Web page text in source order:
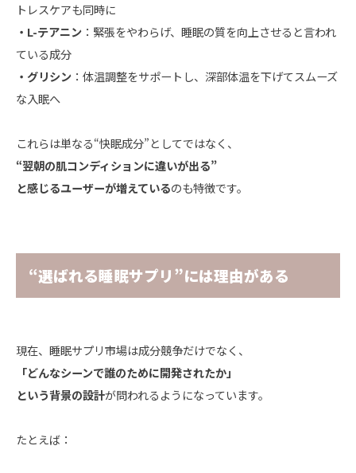
トレスケアも同時に
・L-テアニン ：緊張をやわらげ、睡眠の質を向上させると言われ
ている成分
・グリシン ：体温調整をサポートし、深部体温を下げてスムーズ
な入眠へ
これらは単なる“快眠成分”としてではなく、
“翌朝の肌コンディションに違いが出る”
と感じるユーザーが増えているのも特徴です。
“選ばれる睡眠サプリ”には理由がある
現在、睡眠サプリ市場は成分競争だけでなく、
「どんなシーンで誰のために開発されたか」
という背景の設計が問われるようになっています。
たとえば：